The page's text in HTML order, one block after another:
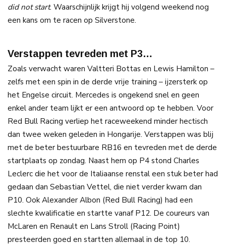
did not start. Waarschijnlijk krijgt hij volgend weekend nog
een kans om te racen op Silverstone.
Verstappen tevreden met P3…
Zoals verwacht waren Valtteri Bottas en Lewis Hamilton –
zelfs met een spin in de derde vrije training – ijzersterk op
het Engelse circuit. Mercedes is ongekend snel en geen
enkel ander team lijkt er een antwoord op te hebben. Voor
Red Bull Racing verliep het raceweekend minder hectisch
dan twee weken geleden in Hongarije. Verstappen was blij
met de beter bestuurbare RB16 en tevreden met de derde
startplaats op zondag. Naast hem op P4 stond Charles
Leclerc die het voor de Italiaanse renstal een stuk beter had
gedaan dan Sebastian Vettel, die niet verder kwam dan
P10. Ook Alexander Albon (Red Bull Racing) had een
slechte kwalificatie en startte vanaf P12. De coureurs van
McLaren en Renault en Lans Stroll (Racing Point)
presteerden goed en startten allemaal in de top 10.